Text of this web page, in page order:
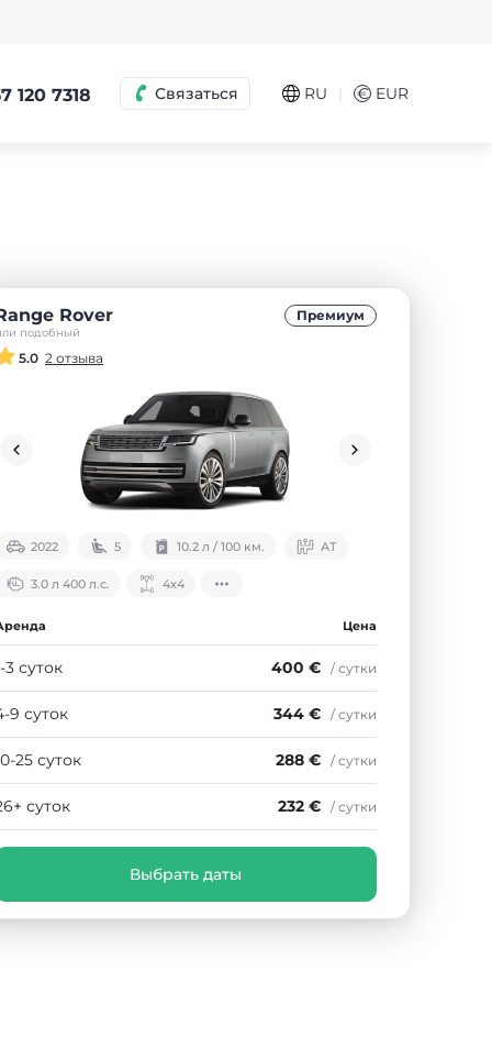
120 7318 Связаться RU € EUR
Rover
подобный
Премиум
5.0 2 отзыва
2022 5 10.2 л / 100 км. АТ
3.0 л 400 л.с. 4х4
Цена
3 суток 400 € / сутки
9 суток 344 € / сутки
25 суток 288 € / сутки
суток 232 € / сутки
Выбрать даты